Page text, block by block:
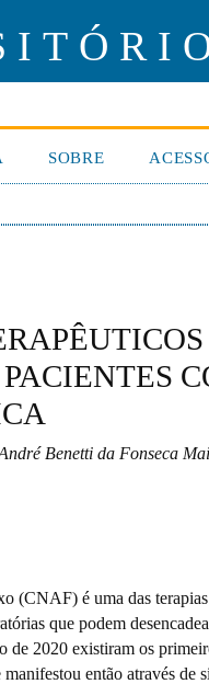
SOBRE
Benetti da Fonseca
(CNAF) é uma das
que podem
2020 existiram os
então através